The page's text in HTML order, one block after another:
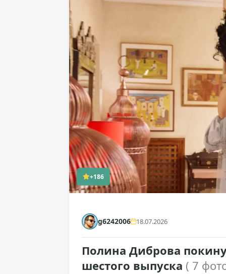
+186
g6242006 18.07.2026
Полина Диброва
шестого выпуска ( 7